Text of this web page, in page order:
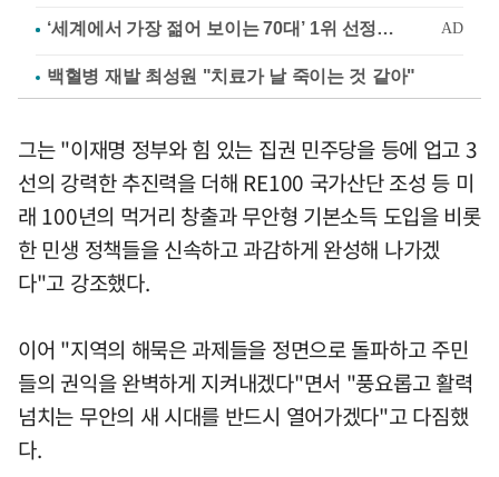
백혈병 재발 최성원 "치료가 날 죽이는 것 같아"
그는 "이재명 정부와 힘 있는 집권 민주당을 등에 업고 3
선의 강력한 추진력을 더해 RE100 국가산단 조성 등 미
래 100년의 먹거리 창출과 무안형 기본소득 도입을 비롯
한 민생 정책들을 신속하고 과감하게 완성해 나가겠
다"고 강조했다.
이어 "지역의 해묵은 과제들을 정면으로 돌파하고 주민
들의 권익을 완벽하게 지켜내겠다"면서 "풍요롭고 활력
넘치는 무안의 새 시대를 반드시 열어가겠다"고 다짐했
다.